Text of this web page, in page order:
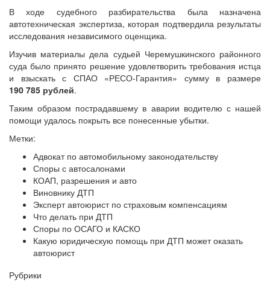
В ходе судебного разбирательства была назначена
автотехническая экспертиза, которая подтвердила результаты
исследования независимого оценщика.
Изучив материалы дела судьей Черемушкинского районного
суда было принято решение удовлетворить требования истца
и взыскать с СПАО «РЕСО-Гарантия» сумму в размере
190 785 рублей.
Таким образом пострадавшему в аварии водителю с нашей
помощи удалось покрыть все понесенные убытки.
Метки:
Адвокат по автомобильному законодательству
Споры с автосалонами
КОАП, разрешения и авто
Виновнику ДТП
Эксперт автоюрист по страховым компенсациям
Что делать при ДТП
Споры по ОСАГО и КАСКО
Какую юридическую помощь при ДТП может оказать
автоюрист
Рубрики